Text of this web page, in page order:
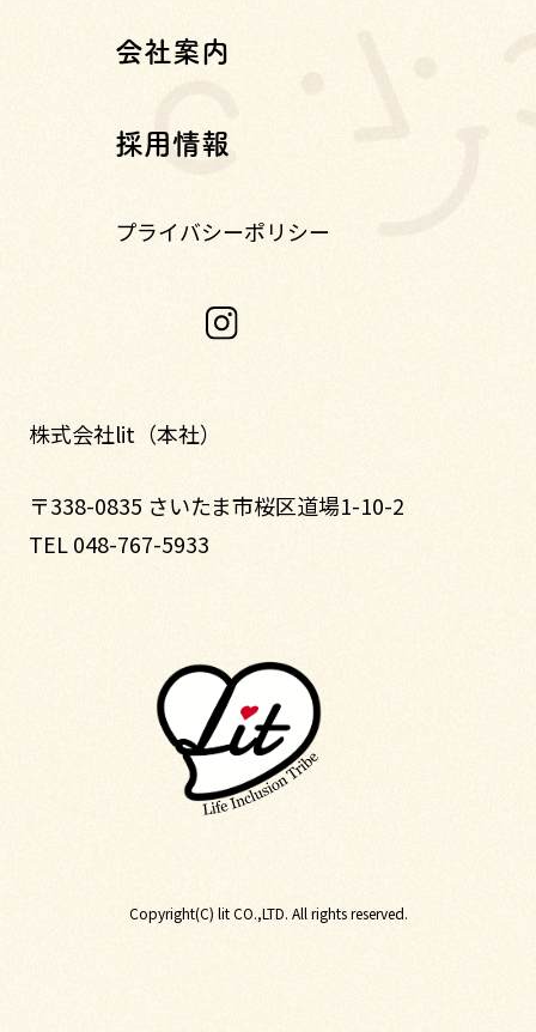
会社案内
採用情報
プライバシーポリシー
株式会社lit（本社）
〒338-0835 さいたま市桜区道場1-10-2
TEL 048-767-5933
Copyright(C) lit CO.,LTD. All rights reserved.